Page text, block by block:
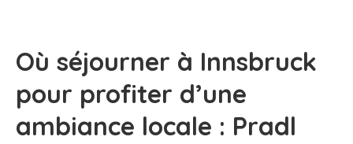
Où séjourner à Innsbruck
pour profiter d’une
ambiance locale : Pradl